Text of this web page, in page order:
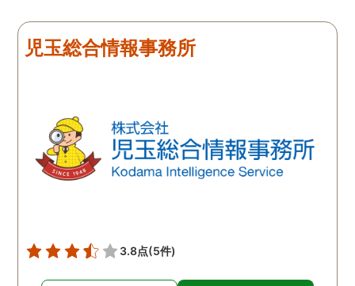
児玉総合情報事務所
3.8点(5件)